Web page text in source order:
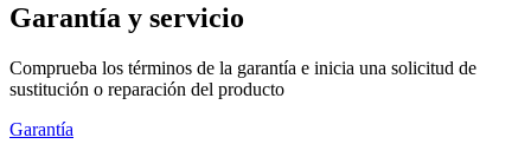
Garantía y servicio
Comprueba los términos de la garantía e inicia una solicitud de
sustitución o reparación del producto
Garantía